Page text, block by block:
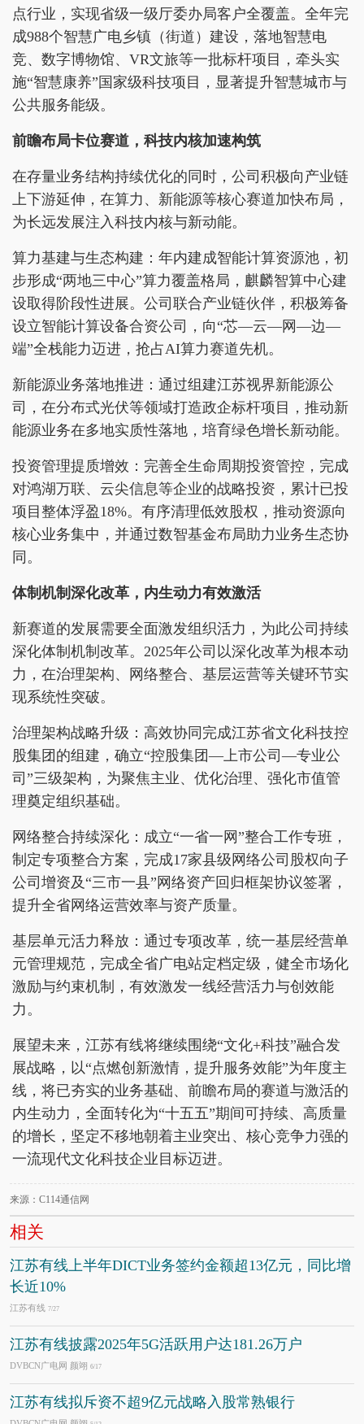
点行业，实现省级一级厅委办局客户全覆盖。全年完
成988个智慧广电乡镇（街道）建设，落地智慧电
竞、数字博物馆、VR文旅等一批标杆项目，牵头实
施“智慧康养”国家级科技项目，显著提升智慧城市与
公共服务能级。
前瞻布局卡位赛道，科技内核加速构筑
在存量业务结构持续优化的同时，公司积极向产业链
上下游延伸，在算力、新能源等核心赛道加快布局，
为长远发展注入科技内核与新动能。
算力基建与生态构建：年内建成智能计算资源池，初
步形成“两地三中心”算力覆盖格局，麒麟智算中心建
设取得阶段性进展。公司联合产业链伙伴，积极筹备
设立智能计算设备合资公司，向“芯—云—网—边—
端”全栈能力迈进，抢占AI算力赛道先机。
新能源业务落地推进：通过组建江苏视界新能源公
司，在分布式光伏等领域打造政企标杆项目，推动新
能源业务在多地实质性落地，培育绿色增长新动能。
投资管理提质增效：完善全生命周期投资管控，完成
对鸿湖万联、云尖信息等企业的战略投资，累计已投
项目整体浮盈18%。有序清理低效股权，推动资源向
核心业务集中，并通过数智基金布局助力业务生态协
同。
体制机制深化改革，内生动力有效激活
新赛道的发展需要全面激发组织活力，为此公司持续
深化体制机制改革。2025年公司以深化改革为根本动
力，在治理架构、网络整合、基层运营等关键环节实
现系统性突破。
治理架构战略升级：高效协同完成江苏省文化科技控
股集团的组建，确立“控股集团—上市公司—专业公
司”三级架构，为聚焦主业、优化治理、强化市值管
理奠定组织基础。
网络整合持续深化：成立“一省一网”整合工作专班，
制定专项整合方案，完成17家县级网络公司股权向子
公司增资及“三市一县”网络资产回归框架协议签署，
提升全省网络运营效率与资产质量。
基层单元活力释放：通过专项改革，统一基层经营单
元管理规范，完成全省广电站定档定级，健全市场化
激励与约束机制，有效激发一线经营活力与创效能
力。
展望未来，江苏有线将继续围绕“文化+科技”融合发
展战略，以“点燃创新激情，提升服务效能”为年度主
线，将已夯实的业务基础、前瞻布局的赛道与激活的
内生动力，全面转化为“十五五”期间可持续、高质量
的增长，坚定不移地朝着主业突出、核心竞争力强的
一流现代文化科技企业目标迈进。
来源：C114通信网
相关
江苏有线上半年DICT业务签约金额超13亿元，同比增
长近10%
江苏有线 7/27
江苏有线披露2025年5G活跃用户达181.26万户
DVBCN广电网 颜翊 6/17
江苏有线拟斥资不超9亿元战略入股常熟银行